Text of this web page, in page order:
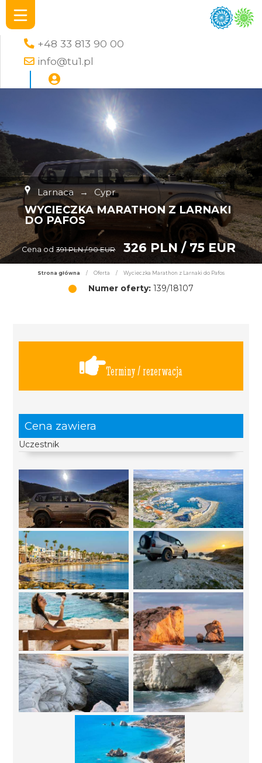
+48 33 813 90 00
info@tu1.pl
Larnaca → Cypr
WYCIECZKA MARATHON Z LARNAKI
DO PAFOS
Cena od 391 PLN / 90 EUR 326 PLN / 75 EUR
Strona główna / Oferta / Wycieczka Marathon z Larnaki do Pafos
Numer oferty: 139/18107
Terminy / rezerwacja
Cena zawiera
Uczestnik